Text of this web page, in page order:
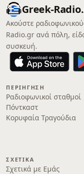
Greek-
Ακούστε
Radio.gr ανά πόλη,
συσκευή.
ΠΕΡΙΉΓΗΣΗ
Ραδιοφωνικοί σταθμοί
Πόντκαστ
Κορυφαία Τραγούδια
ΣΧΕΤΙΚΆ
Σχετικά με Εμάς